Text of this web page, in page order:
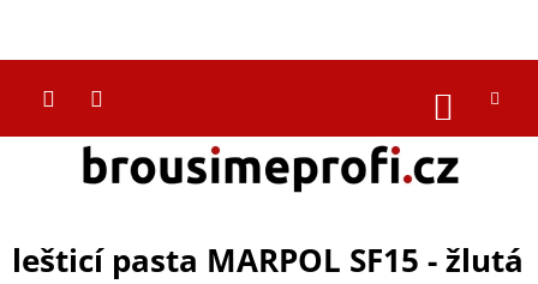
obsah
KOŠÍK
lešticí pasta MARPOL SF15 - žlutá